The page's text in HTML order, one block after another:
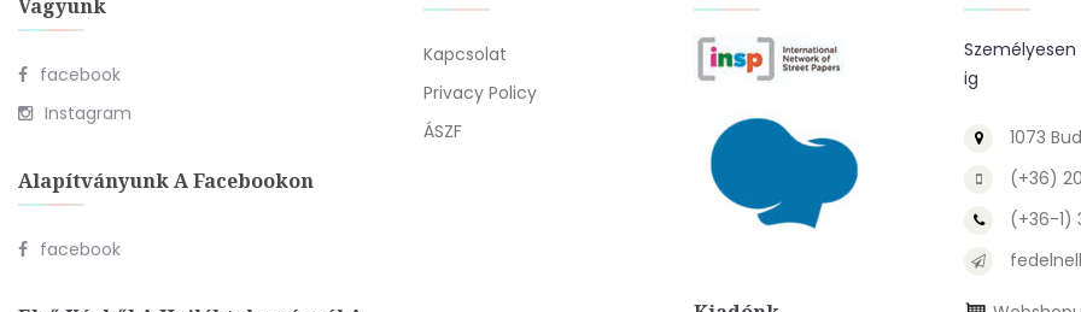
Vagyunk
facebook
Instagram
Alapítványunk A Facebookon
facebook
Kapcsolat
Privacy Policy
ÁSZF
ig
1073
(+36)
(+36-1)